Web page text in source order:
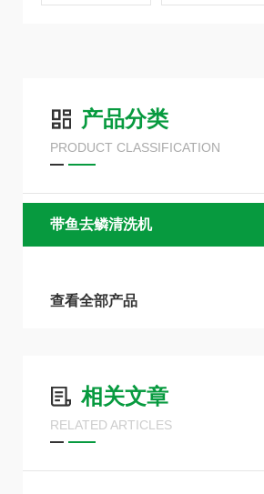
产品分类
PRODUCT CLASSIFICATION
带鱼去鳞清洗机
查看全部产品
相关文章
RELATED ARTICLES